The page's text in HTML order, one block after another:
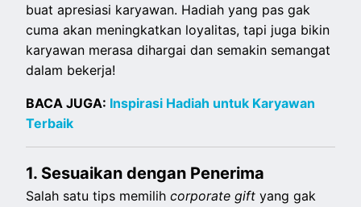
buat apresiasi karyawan. Hadiah yang pas gak
cuma akan meningkatkan loyalitas, tapi juga bikin
karyawan merasa dihargai dan semakin semangat
dalam bekerja!
BACA JUGA: Inspirasi Hadiah untuk Karyawan
Terbaik
1. Sesuaikan dengan Penerima
Salah satu tips memilihcorporate giftyang gak